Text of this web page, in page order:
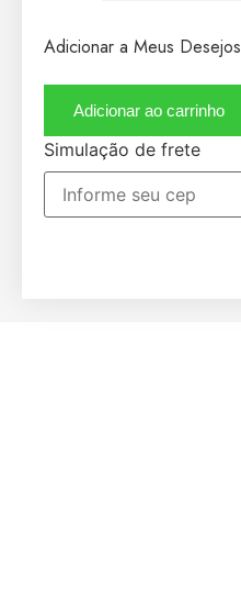
Adicionar ao carrinho
Adicionar a Meus Desejos
Simulação de frete